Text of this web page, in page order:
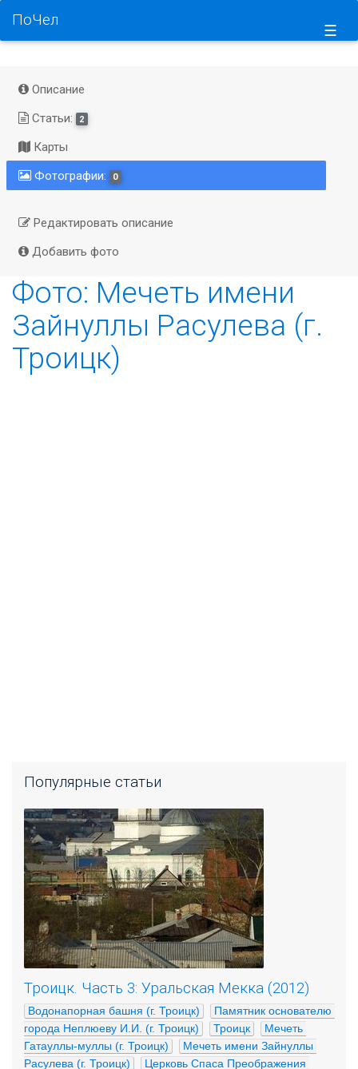
☰
ПоЧел
Описание
Статьи:
2
Карты
Фотографии:
0
Редактировать описание
Добавить фото
Фото: Мечеть имени
Зайнуллы Расулева (г.
Троицк)
Популярные статьи
Троицк. Часть 3: Уральская Мекка (2012)
Водонапорная башня (г. Троицк)
Памятник основателю
города Неплюеву И.И. (г. Троицк)
Троицк
Мечеть
Гатауллы-муллы (г. Троицк)
Мечеть имени Зайнуллы
Расулева (г. Троицк)
Церковь Спаса Преображения